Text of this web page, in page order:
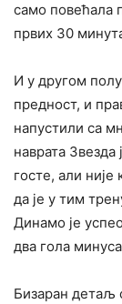
само повећала
првих 30
И у другом
предност, и
напустили са
наврата
госте, али није
да је у тим
Динамо је
два гола
Бизаран детаљ